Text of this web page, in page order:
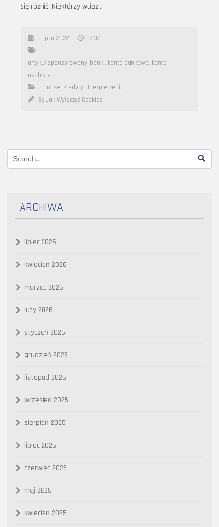
się różnić. Niektórzy wciąż…
6 lipca 2022 17:37
artykuł sponsorowany, banki, konto bankowe, konto
osobiste
Finanse, Kredyty, Ubezpieczenia
By Jak Wyłączyć Cookies
ARCHIWA
lipiec 2026
kwiecień 2026
marzec 2026
luty 2026
styczeń 2026
grudzień 2025
listopad 2025
wrzesień 2025
sierpień 2025
lipiec 2025
czerwiec 2025
maj 2025
kwiecień 2025